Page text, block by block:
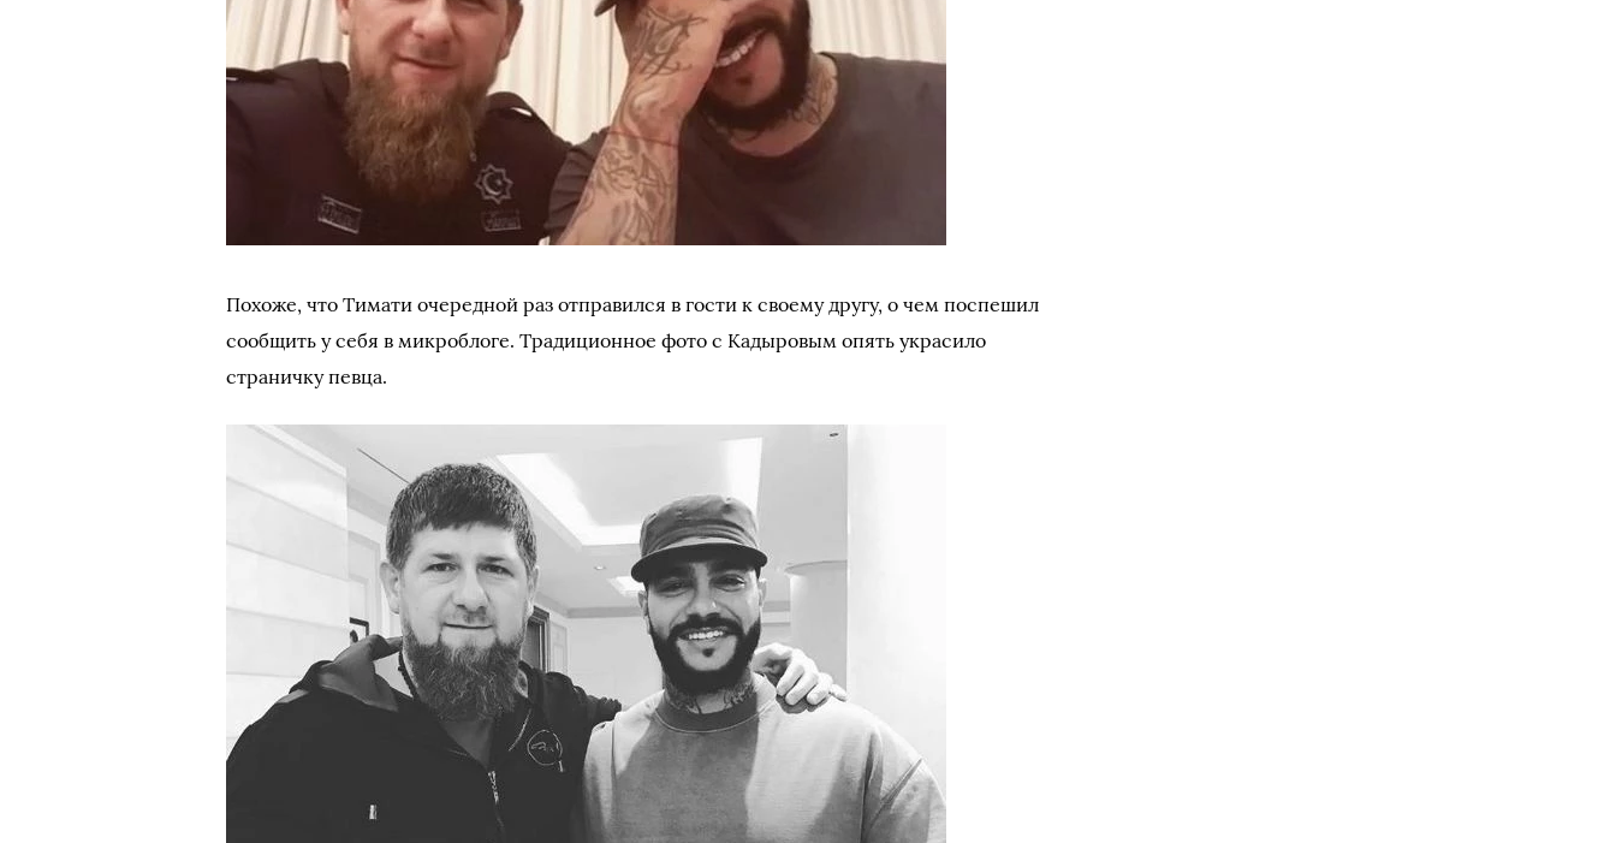
Похоже, что Тимати очередной раз отправился в гости к своему другу, о чем поспешил
сообщить у себя в микроблоге. Традиционное фото с Кадыровым опять украсило
страничку певца.